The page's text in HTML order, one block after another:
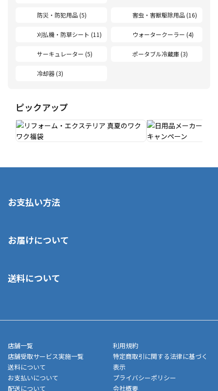
防災・防犯用品 (5) 害虫・害獣駆除用品 (16)
刈払機・防草シート (11) ウォータークーラー (4)
サーキュレーター (5) ポータブル冷蔵庫 (3)
冷却器 (3)
ピックアップ
お支払い方法
いいただくことはできません。ご了承ください。
■代金引換(代引)※手数料がかかります
■商品によっては一部決済方法が使用できない場合がございま
す。
お届けについて
ご注文が確認出来次第、1～4営業日に発送いたします。「お取り
業日にてお引渡しとなります。(離島などの場合、例外もあります)
メーカー直送品など一部商品については、その他商品との購入に
制限がかかる場合がございます。また発送日についても、通常と
異なる場合がございます。対象商品の説明ページをご確認くださ
い。
送料について
店舗一覧
店舗受取サービス実施一覧
送料について
お支払いについて
配送について
利用規約
特定商取引に関する法律に基づく
表示
プライバシーポリシー
会社概要